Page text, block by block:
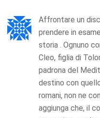
Affrontare un
prendere in
storia . Ognuno
Cleo, figlia di
padrona del
destino con
romani, non ne
aggiunga che, il